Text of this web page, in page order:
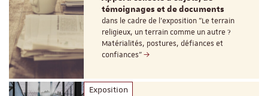
témoignages et de documents
dans le cadre de l'exposition "Le terrain
religieux, un terrain comme un autre ?
Matérialités, postures, défiances et
confiances"
Exposition